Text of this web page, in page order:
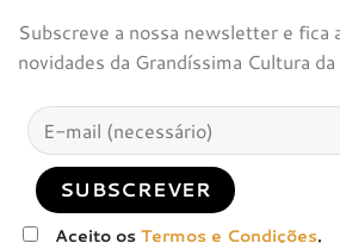
Subscreve a nossa newsletter e fica
novidades da Grandíssima Cultura
Aceito osTermos e Condições.